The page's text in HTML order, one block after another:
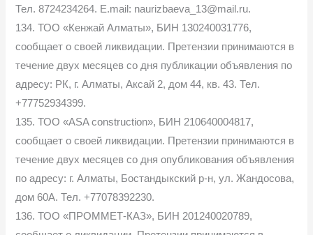
Тел. 8724234264. E.mail: naurizbaeva_13@mail.ru.
134. ТОО «Кенжай Алматы», БИН 130240031776,
сообщает о своей ликвидации. Претензии принимаются в
течение двух месяцев со дня публикации объявления по
адресу: РК, г. Алматы, Аксай 2, дом 44, кв. 43. Тел.
+77752934399.
135. ТОО «ASA construction», БИН 210640004817,
сообщает о своей ликвидации. Претензии принимаются в
течение двух месяцев со дня опубликования объявления
по адресу: г. Алматы, Бостандыкский р-н, ул. Жандосова,
дом 60А. Тел. +77078392230.
136. ТОО «ПРОММЕТ-КАЗ», БИН 201240020789,